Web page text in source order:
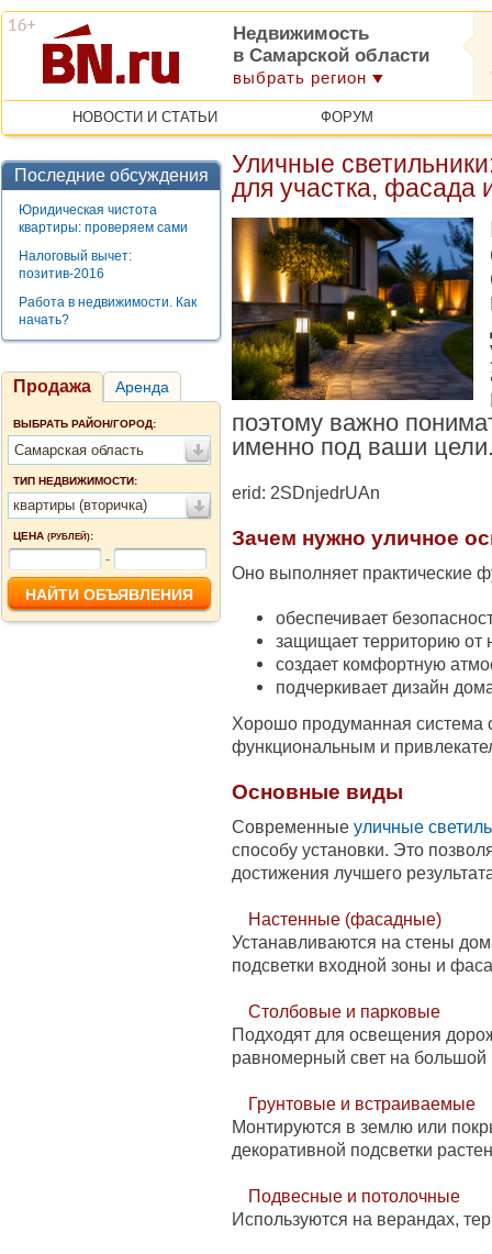
Недвижимость
в Самарской области
выбрать регион
НОВОСТИ И СТАТЬИ ФОРУМ
Последние обсуждения
Юридическая чистота
квартиры: проверяем сами
Налоговый вычет:
позитив-2016
Работа в недвижимости. Как
начать?
Продажа Аренда
ВЫБРАТЬ РАЙОН/ГОРОД:
Самарская область
ТИП НЕДВИЖИМОСТИ:
квартиры (вторичка)
ЦЕНА (РУБЛЕЙ):
-
Уличные
для участка, фасада
поэтому важно
именно под ваши
erid: 2SDnjedrUAn
Зачем нужно уличное
Оно выполняет практические
обеспечивает
защищает территорию от
создает комфортную
подчеркивает дизайн
Хорошо продуманная система
функциональным и
Основные виды
Современные уличные
способу установки. Это
достижения лучшего
Настенные (фасадные)
Устанавливаются на стены
подсветки входной зоны и
Столбовые и парковые
Подходят для освещения
равномерный свет на
Грунтовые и встраиваемые
Монтируются в землю или
декоративной подсветки
Подвесные и потолочные
Используются на верандах,